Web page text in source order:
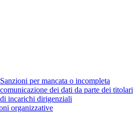
Sanzioni per mancata o incompleta
comunicazione dei dati da parte dei titolari
di incarichi dirigenziali
organizzative